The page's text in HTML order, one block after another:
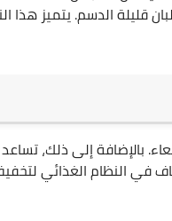
قليلة الدسم. يتميز هذا
بالإضافة إلى ذلك، تساعد
في النظام الغذائي